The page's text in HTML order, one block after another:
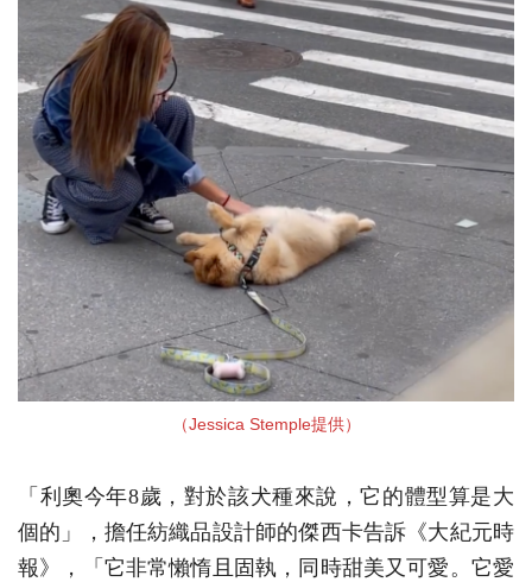
（Jessica Stemple提供）
「利奧今年8歲，對於該犬種來說，它的體型算是大
個的」，擔任紡織品設計師的傑西卡告訴《大紀元時
報》，「它非常懶惰且固執，同時甜美又可愛。它愛